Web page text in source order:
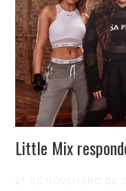
Little Mix
21 DE NOVEMBRO DE